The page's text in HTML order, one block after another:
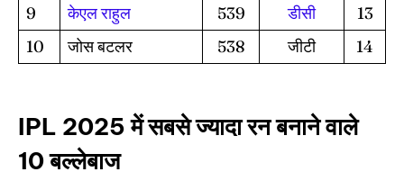
9
केएल राहुल 539 डीसी
13
10
जोस बटलर 538 जीटी 14
IPL 2025 में सबसे ज्यादा रन बनाने वाले
10 बल्लेबाज